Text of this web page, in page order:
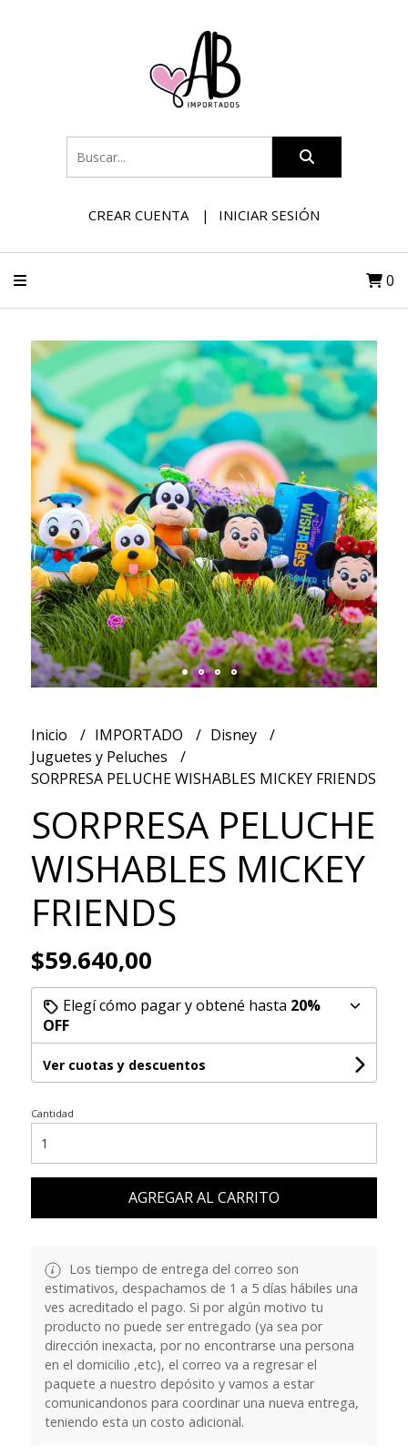
CREAR CUENTA INICIAR SESIÓN
0
Inicio IMPORTADO
Disney
Juguetes y Peluches
SORPRESA PELUCHE WISHABLES MICKEY FRIENDS
SORPRESA PELUCHE
WISHABLES MICKEY
FRIENDS
$59.640,00
Elegí cómo pagar y obtené hasta 20%
OFF
Ver cuotas y descuentos
Cantidad
AGREGAR AL CARRITO
Los tiempo de entrega del correo son
estimativos, despachamos de 1 a 5 días hábiles una
ves acreditado el pago. Si por algún motivo tu
producto no puede ser entregado (ya sea por
dirección inexacta, por no encontrarse una persona
en el domicilio ,etc), el correo va a regresar el
paquete a nuestro depósito y vamos a estar
comunicandonos para coordinar una nueva entrega,
teniendo esta un costo adicional.